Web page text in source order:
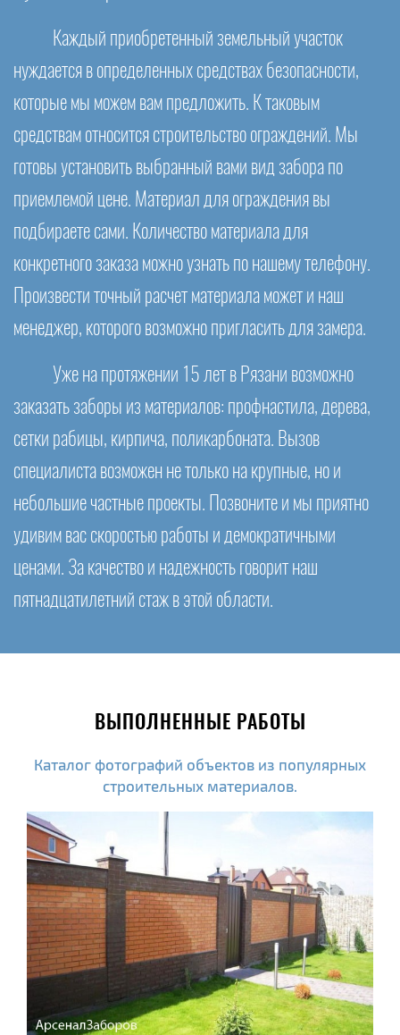
Каждый приобретенный земельный участок
нуждается в определенных средствах безопасности,
которые мы можем вам предложить. К таковым
средствам относится строительство ограждений. Мы
готовы установить выбранный вами вид забора по
приемлемой цене. Материал для ограждения вы
подбираете сами. Количество материала для
конкретного заказа можно узнать по нашему телефону.
Произвести точный расчет материала может и наш
менеджер, которого возможно пригласить для замера.
Уже на протяжении 15 лет в Рязани возможно
заказать заборы из материалов: профнастила, дерева,
сетки рабицы, кирпича, поликарбоната. Вызов
специалиста возможен не только на крупные, но и
небольшие частные проекты. Позвоните и мы приятно
удивим вас скоростью работы и демократичными
ценами. За качество и надежность говорит наш
пятнадцатилетний стаж в этой области.
ВЫПОЛНЕННЫЕ РАБОТЫ
Каталог фотографий объектов из популярных
строительных материалов.